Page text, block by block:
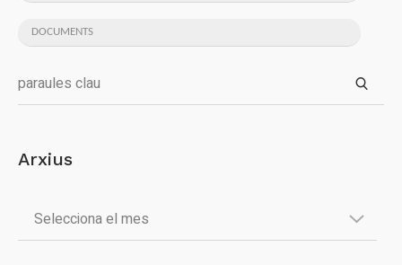
DOCUMENTS
Arxius